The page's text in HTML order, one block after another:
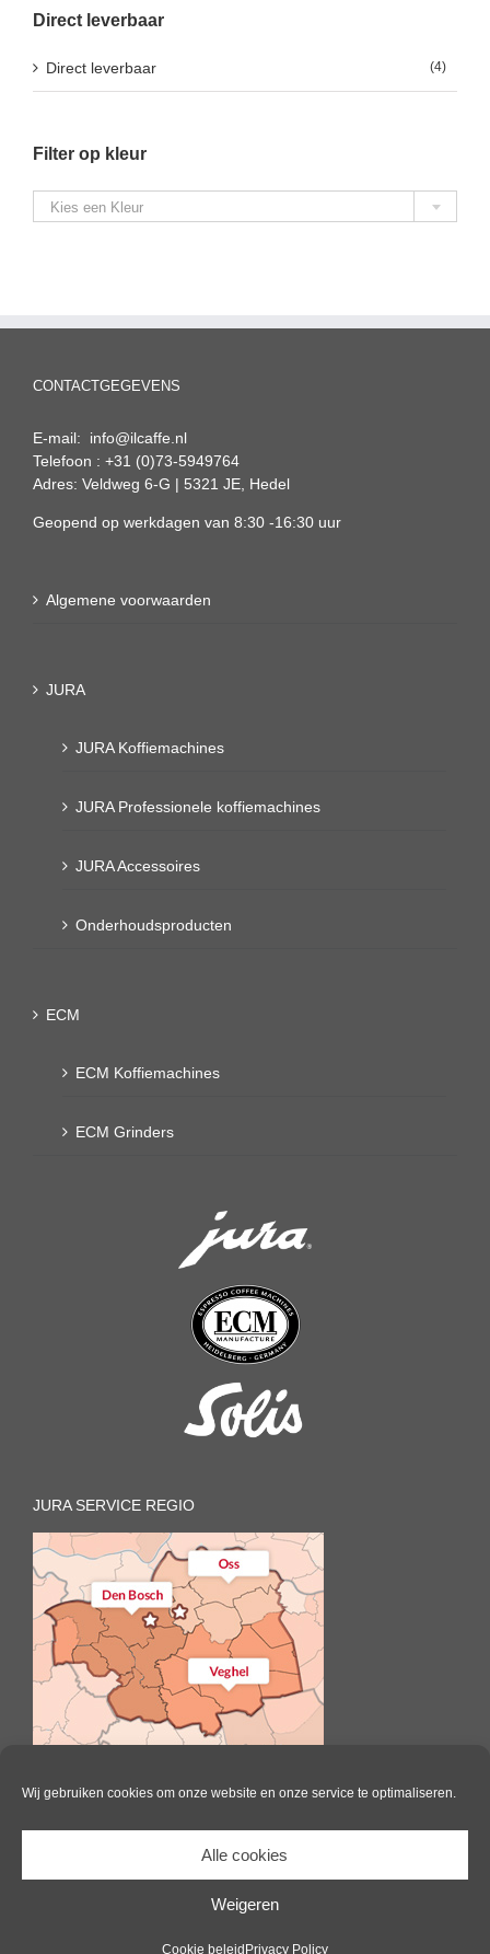
Wij gebruiken cookies om onze website en onze service te optimaliseren.
Alle cookies
Weigeren
Cookie beleid Privacy Policy
Direct leverbaar
Direct leverbaar (4)
Filter op kleur

Kies een Kleur
CONTACTGEGEVENS
E-mail: info@ilcaffe.nl
Telefoon : +31 (0)73-5949764
Adres: Veldweg 6-G | 5321 JE, Hedel
Geopend op werkdagen van 8:30 -16:30 uur
Algemene voorwaarden
JURA
JURA Koffiemachines
JURA Professionele koffiemachines
JURA Accessoires
Onderhoudsproducten
ECM
ECM Koffiemachines
ECM Grinders
JURA SERVICE REGIO
Il Caffè | All Rights Reserved |Website door Pink Raven|Algemene
voorwaarden|